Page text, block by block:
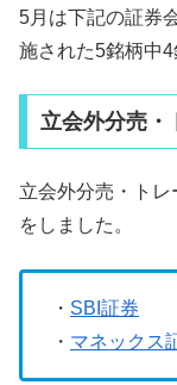
5月は下記の証券
施された5銘柄中4
立会外分売・
立会外分売・ト
をしました。
・ SBI証券
・ マネックス